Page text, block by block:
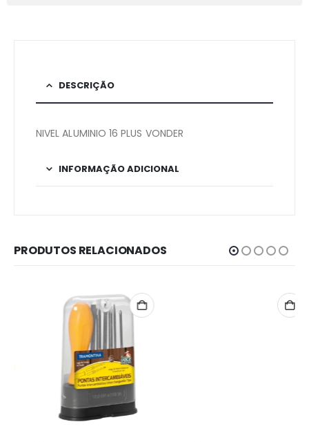
DESCRIÇÃO
NIVEL ALUMINIO 16 PLUS VONDER
INFORMAÇÃO ADICIONAL
PRODUTOS RELACIONADOS